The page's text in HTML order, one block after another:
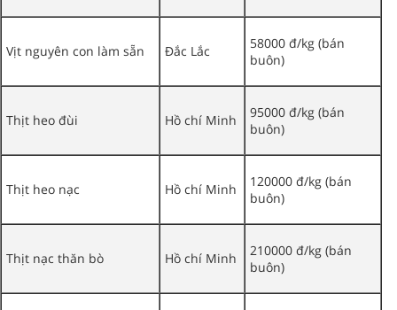
Vịt nguyên con làm sẵn Đắc Lắc
58000 đ/kg (bán
buôn)
Thịt heo đùi Hồ chí Minh
95000 đ/kg (bán
buôn)
Thịt heo nạc Hồ chí Minh
120000 đ/kg (bán
buôn)
Thịt nạc thăn bò Hồ chí Minh
210000 đ/kg (bán
buôn)